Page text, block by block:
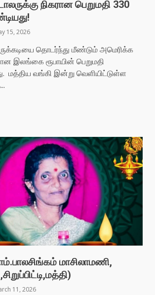
நிகரான பெறுமதி 330
15, 2026
தொடர்ந்து மீண்டும் அமெரிக்க
இலங்கை ரூபாயின் பெறுமதி
மத்திய வங்கி இன்று வெளியிட்டுள்ள
மாசிலாமணி,
11, 2026